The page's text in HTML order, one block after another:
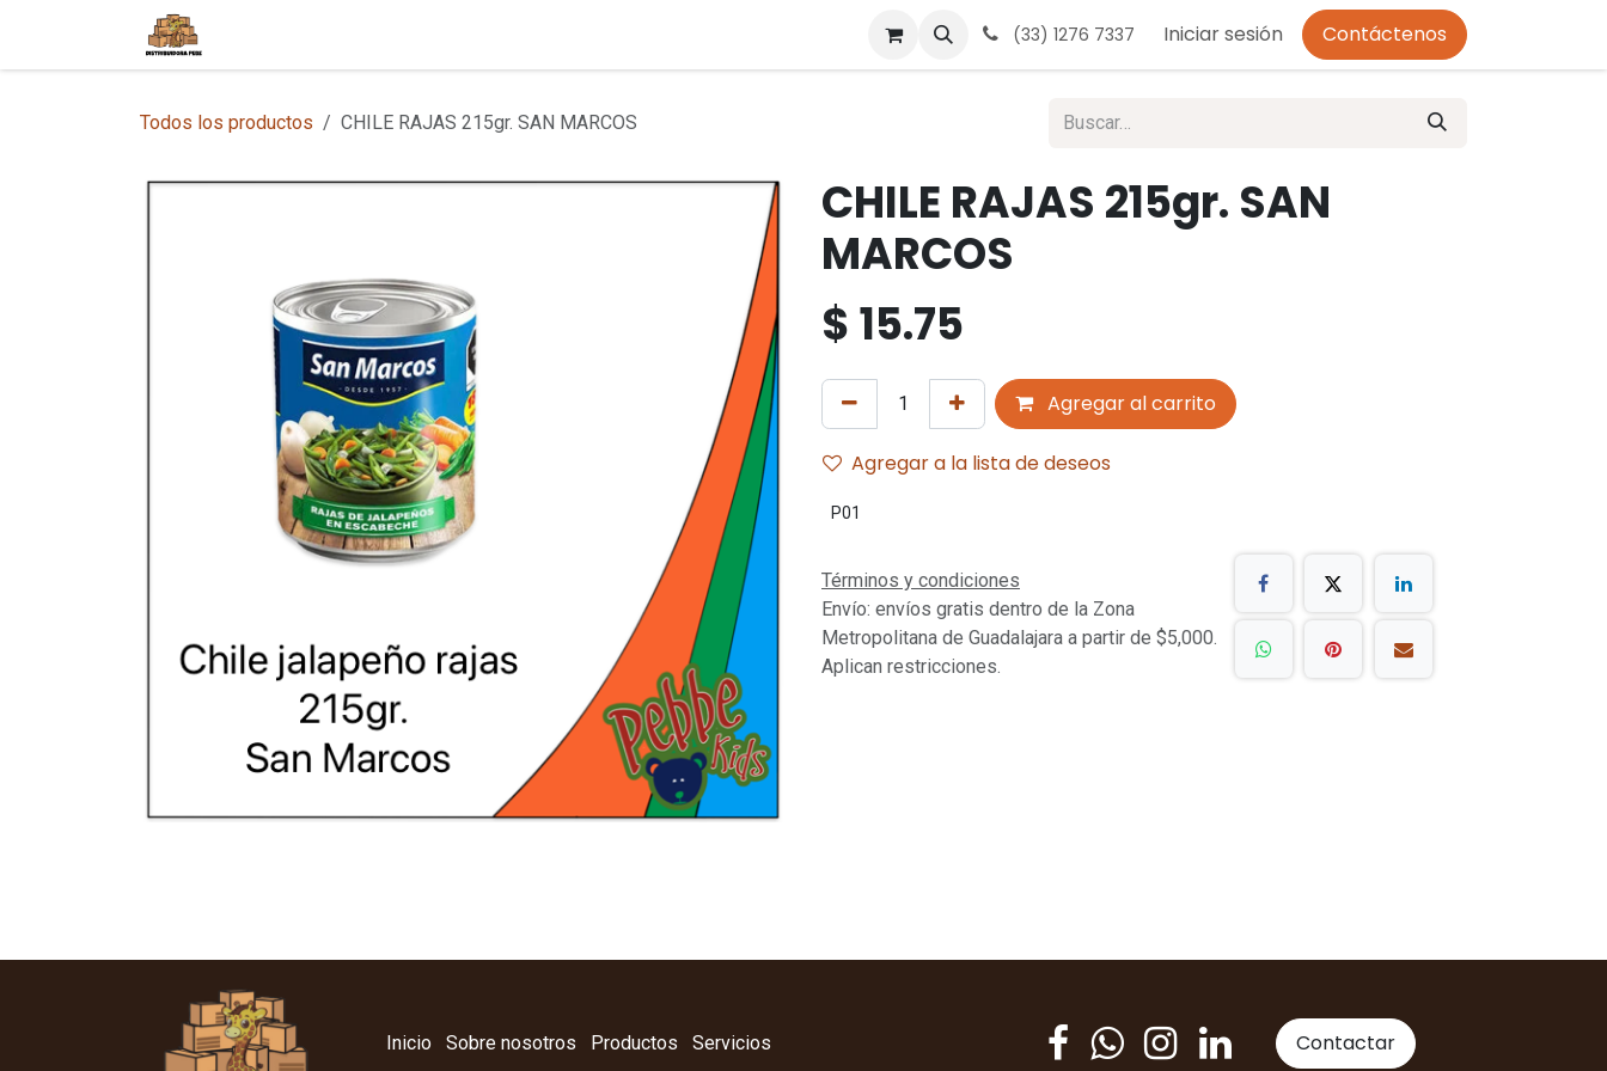
Términos y condiciones Aviso de Privacidad
(33) 1276 7337 Iniciar sesión Contáctenos
Todos los productos CHILE RAJAS 215gr. SAN MARCOS
CHILE RAJAS 215gr. SAN
MARCOS
$15.75
Agregar al carrito
Agregar a la lista de deseos
P01
Términos y condiciones
Envío: envíos gratis dentro de la Zona
Metropolitana de Guadalajara a partir de $5,000.
Aplican restricciones.
Inicio Sobre nosotros Productos Servicios Contactar